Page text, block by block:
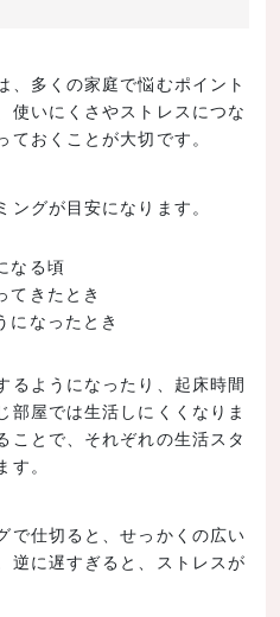
、多くの家庭で悩むポイント
使いにくさやストレスにつな
おくことが大切です。
グが目安になります。
なる頃
てきたとき
になったとき
るようになったり、起床時間
部屋では生活しにくくなりま
ことで、それぞれの生活スタ
。
で仕切ると、せっかくの広い
逆に遅すぎると、ストレスが